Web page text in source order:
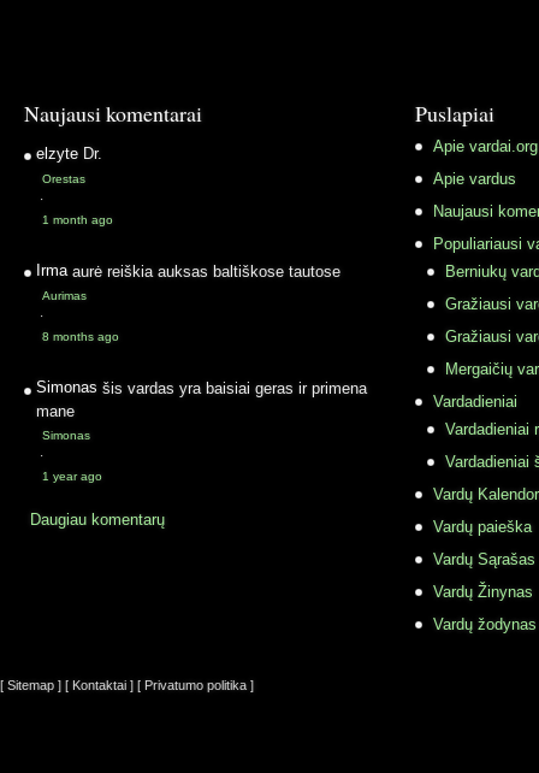
Naujausi komentarai
elzyte Dr.
Orestas
·
1 month ago
Irma aurė reiškia auksas baltiškose tautose
Aurimas
·
8 months ago
Simonas šis vardas yra baisiai geras ir primena
mane
Simonas
·
1 year ago
Daugiau komentarų
Puslapiai
Apie vardai.org
Apie vardus
Naujausi
Populiariausi
Berniukų
Gražiausi
Gražiausi
Mergaičių
Vardadieniai
Vardadieniai
Vardadieniai
Vardų
Vardų paieška
Vardų Sąrašas
Vardų Žinynas
Vardų
[ Sitemap ] [ Kontaktai ] [ Privatumo politika ]